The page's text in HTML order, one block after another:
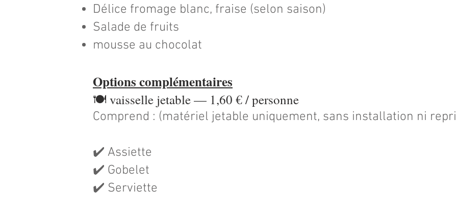
Délice fromage blanc, fraise (selon saison)
Salade de fruits
mousse au chocolat
Options complémentaires
🍽️ vaisselle jetable — 1,60 € / personne
Comprend : (matériel jetable uniquement, sans installation ni
✔️ Assiette
✔️ Gobelet
✔️ Serviette